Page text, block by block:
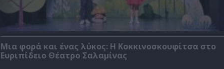
Μια φορά και ένας λύκος: Η Κοκκινοσκουφίτσα στο
Ευριπίδειο Θέατρο Σαλαμίνας